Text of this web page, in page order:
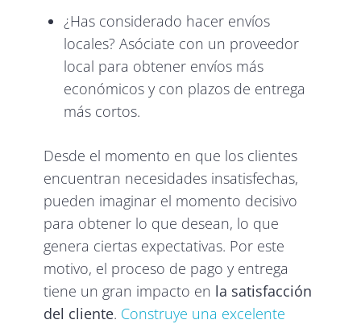
¿Has considerado hacer envíos
locales? Asóciate con un proveedor
local para obtener envíos más
económicos y con plazos de entrega
más cortos.
Desde el momento en que los clientes
encuentran necesidades insatisfechas,
pueden imaginar el momento decisivo
para obtener lo que desean, lo que
genera ciertas expectativas. Por este
motivo, el proceso de pago y entrega
tiene un gran impacto en la satisfacción
del cliente. Construye una excelente